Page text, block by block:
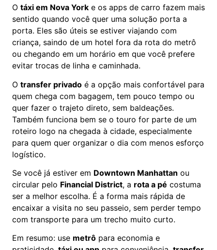
O táxi em Nova York e os apps de carro fazem mais
sentido quando você quer uma solução porta a
porta. Eles são úteis se estiver viajando com
criança, saindo de um hotel fora da rota do metrô
ou chegando em um horário em que você prefere
evitar trocas de linha e caminhada.
O transfer privado é a opção mais confortável para
quem chega com bagagem, tem pouco tempo ou
quer fazer o trajeto direto, sem baldeações.
Também funciona bem se o touro for parte de um
roteiro logo na chegada à cidade, especialmente
para quem quer organizar o dia com menos esforço
logístico.
Se você já estiver em Downtown Manhattan ou
circular pelo Financial District, a rota a pé costuma
ser a melhor escolha. É a forma mais rápida de
encaixar a visita no seu passeio, sem perder tempo
com transporte para um trecho muito curto.
Em resumo: use metrô para economia e